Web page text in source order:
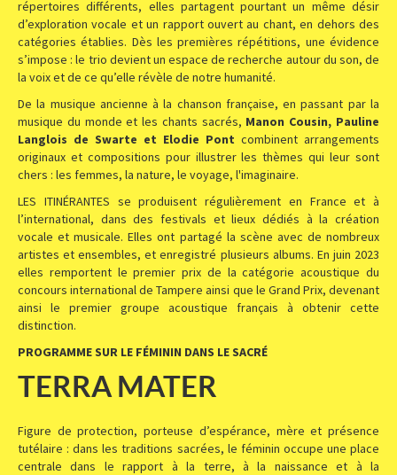
répertoires différents, elles partagent pourtant un même désir
d’exploration vocale et un rapport ouvert au chant, en dehors des
catégories établies. Dès les premières répétitions, une évidence
s’impose : le trio devient un espace de recherche autour du son, de
la voix et de ce qu’elle révèle de notre humanité.
De la musique ancienne à la chanson française, en passant par la
musique du monde et les chants sacrés, Manon Cousin, Pauline
Langlois de Swarte et Elodie Pont combinent arrangements
originaux et compositions pour illustrer les thèmes qui leur sont
chers : les femmes, la nature, le voyage, l'imaginaire.
LES ITINÉRANTES se produisent régulièrement en France et à
l’international, dans des festivals et lieux dédiés à la création
vocale et musicale. Elles ont partagé la scène avec de nombreux
artistes et ensembles, et enregistré plusieurs albums. En juin 2023
elles remportent le premier prix de la catégorie acoustique du
concours international de Tampere ainsi que le Grand Prix, devenant
ainsi le premier groupe acoustique français à obtenir cette
distinction.
PROGRAMME SUR LE FÉMININ DANS LE SACRÉ
TERRA MATER
Figure de protection, porteuse d’espérance, mère et présence
tutélaire : dans les traditions sacrées, le féminin occupe une place
centrale dans le rapport à la terre, à la naissance et à la